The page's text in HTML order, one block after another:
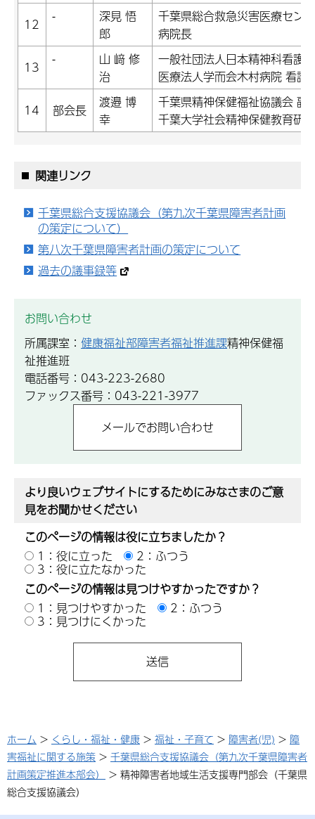
12
-
深見 悟
郎
千葉県総合救急災害医療セン
病院長
13
-
山 﨑 修
治
一般社団法人日本精神科看護
医療法人学而会木村病院 看護
14
部会長
渡邉 博
幸
千葉県精神保健福祉協議会 副
千葉大学社会精神保健教育研
関連リンク
千葉県総合支援協議会（第九次千葉県障害者計画
の策定について）
第八次千葉県障害者計画の策定について
過去の議事録等
お問い合わせ
所属課室： 健康福祉部障害者福祉推進課精神保健福
祉推進班
電話番号：043-223-2680
ファックス番号：043-221-3977
より良いウェブサイトにするためにみなさまのご意
見をお聞かせください
このページの情報は役に立ちましたか？
1：役に立った
2：ふつう
3：役に立たなかった
このページの情報は見つけやすかったですか？
1：見つけやすかった
2：ふつう
3：見つけにくかった
ホーム > くらし・福祉・健康 > 福祉・子育て > 障害者(児) > 障
害福祉に関する施策 > 千葉県総合支援協議会（第九次千葉県障害者
計画策定推進本部会）
> 精神障害者地域生活支援専門部会（千葉県
総合支援協議会）